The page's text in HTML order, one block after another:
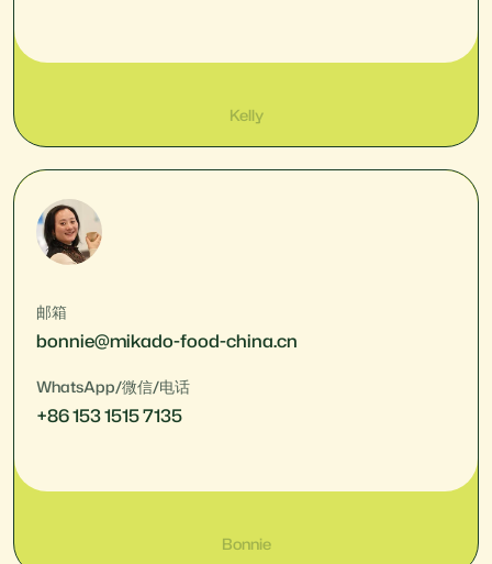
Kelly
邮箱
bonnie@mikado-food-china.cn
WhatsApp/微信/电话
+86 153 1515 7135
Bonnie